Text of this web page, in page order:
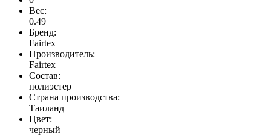
Вес:
0.49
Бренд:
Fairtex
Производитель:
Fairtex
Состав:
полиэстер
Страна производства:
Таиланд
Цвет:
черный